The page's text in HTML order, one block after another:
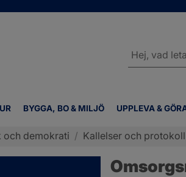
BYGGA, BO & MILJÖ UPPLEVA &
webbplatsen
och demokrati / Kallelser och protokoll